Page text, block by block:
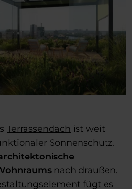
Terrassendach ist weit
Sonnenschutz.
nach draußen.
fügt es